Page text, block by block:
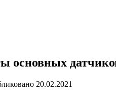
основных
20.02.2021